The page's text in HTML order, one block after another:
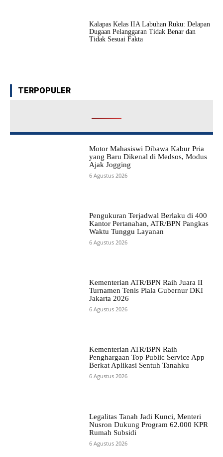
Kalapas Kelas IIA Labuhan Ruku: Delapan
Dugaan Pelanggaran Tidak Benar dan
Tidak Sesuai Fakta
TERPOPULER
Motor Mahasiswi Dibawa Kabur Pria
yang Baru Dikenal di Medsos, Modus
Ajak Jogging
6 Agustus 2026
Pengukuran Terjadwal Berlaku di 400
Kantor Pertanahan, ATR/BPN Pangkas
Waktu Tunggu Layanan
6 Agustus 2026
Kementerian ATR/BPN Raih Juara II
Turnamen Tenis Piala Gubernur DKI
Jakarta 2026
6 Agustus 2026
Kementerian ATR/BPN Raih
Penghargaan Top Public Service App
Berkat Aplikasi Sentuh Tanahku
6 Agustus 2026
Legalitas Tanah Jadi Kunci, Menteri
Nusron Dukung Program 62.000 KPR
Rumah Subsidi
6 Agustus 2026